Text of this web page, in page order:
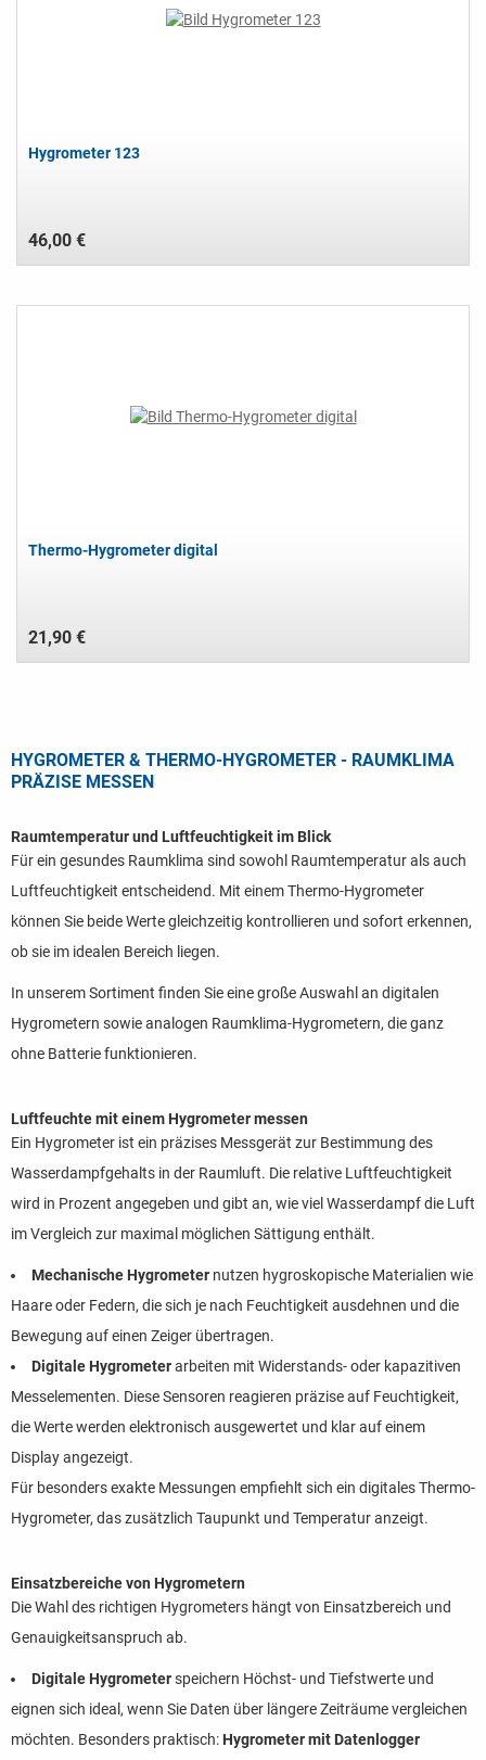
Hygrometer 123
46,00 €
Thermo-Hygrometer digital
21,90 €
HYGROMETER & THERMO-HYGROMETER - RAUMKLIMA
PRÄZISE MESSEN
Raumtemperatur und Luftfeuchtigkeit im Blick
Für ein gesundes Raumklima sind sowohl Raumtemperatur als auch
Luftfeuchtigkeit entscheidend. Mit einem Thermo-Hygrometer
können Sie beide Werte gleichzeitig kontrollieren und sofort erkennen,
ob sie im idealen Bereich liegen.
In unserem Sortiment finden Sie eine große Auswahl an digitalen
Hygrometern sowie analogen Raumklima-Hygrometern, die ganz
ohne Batterie funktionieren.
Luftfeuchte mit einem Hygrometer messen
Ein Hygrometer ist ein präzises Messgerät zur Bestimmung des
Wasserdampfgehalts in der Raumluft. Die relative Luftfeuchtigkeit
wird in Prozent angegeben und gibt an, wie viel Wasserdampf die Luft
im Vergleich zur maximal möglichen Sättigung enthält.
Mechanische Hygrometer nutzen hygroskopische Materialien wie
Haare oder Federn, die sich je nach Feuchtigkeit ausdehnen und die
Bewegung auf einen Zeiger übertragen.
Digitale Hygrometerarbeiten mit Widerstands- oder kapazitiven
Messelementen. Diese Sensoren reagieren präzise auf Feuchtigkeit,
die Werte werden elektronisch ausgewertet und klar auf einem
Display angezeigt.
Für besonders exakte Messungen empfiehlt sich ein digitales Thermo-
Hygrometer, das zusätzlich Taupunkt und Temperatur anzeigt.
Einsatzbereiche von Hygrometern
Die Wahl des richtigen Hygrometers hängt von Einsatzbereich und
Genauigkeitsanspruch ab.
Digitale Hygrometerspeichern Höchst- und Tiefstwerte und
eignen sich ideal, wenn Sie Daten über längere Zeiträume vergleichen
möchten. Besonders praktisch: Hygrometer mit Datenlogger